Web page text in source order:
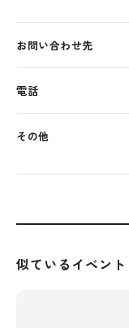
お問い合わせ先
電話
その他
似ているイベント